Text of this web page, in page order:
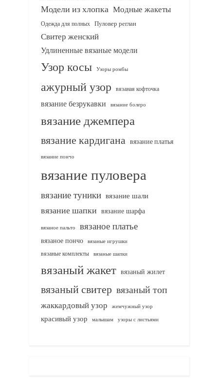
Модели из хлопка Модные жакеты
Одежда для полных Пуловер реглан
Свитер женский
Удлиненные вязаные модели
Узор косы Узоры ромбы
ажурный узор вязаная кофточка
вязание безрукавки вязание болеро
вязание джемпера
вязание кардигана вязание платья
вязание пончо
вязание пуловера
вязание туники вязание шали
вязание шапки вязание шарфа
вязаное пальто вязаное платье
вязаное пончо вязаные игрушки
вязаные комплекты
вязаные шапки
вязаный жакет вязаный жилет
вязаный свитер вязаный топ
жаккардовый узор жемчужный узор
красивый узор малышам узоры с листьями